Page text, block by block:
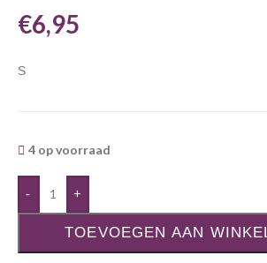
€6,95
S
4 op voorraad
- +
TOEVOEGEN AAN